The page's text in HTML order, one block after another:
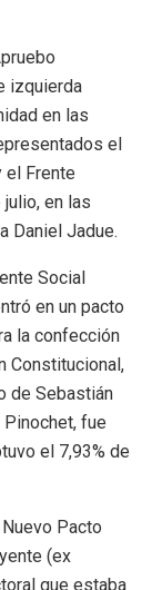
izquierda
en las
el
el Frente
julio, en las
Daniel Jadue.
Social
en un pacto
la confección
Constitucional,
de Sebastián
Pinochet, fue
el 7,93% de
Pacto
(ex
que estaba